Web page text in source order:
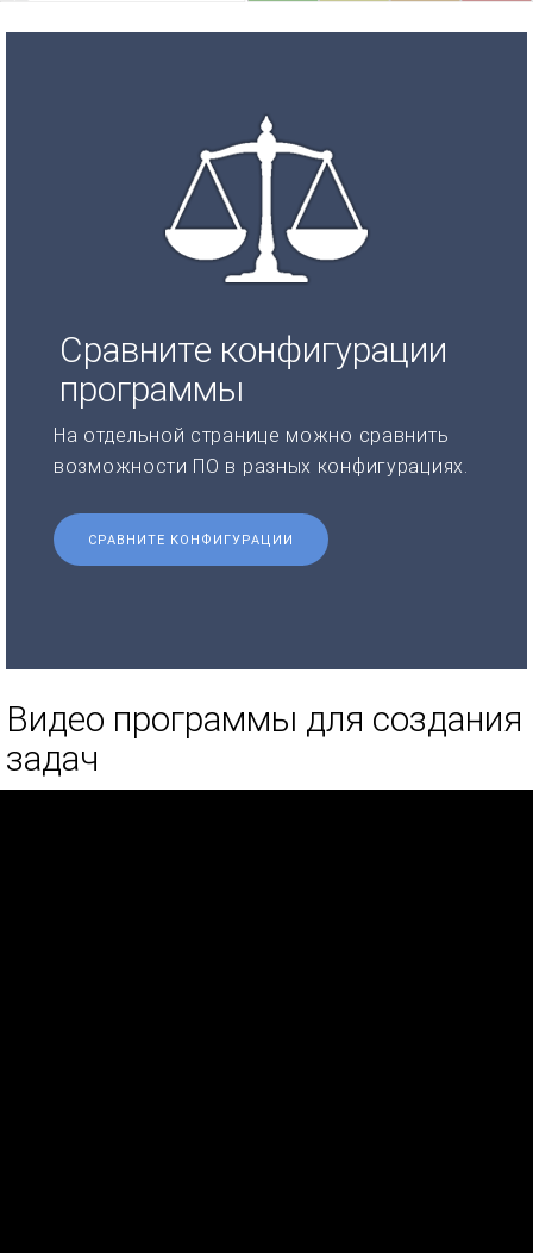
Сравните конфигурации
программы
На отдельной странице можно сравнить
возможности ПО в разных конфигурациях.
СРАВНИТЕ КОНФИГУРАЦИИ
Видео программы для создания
задач